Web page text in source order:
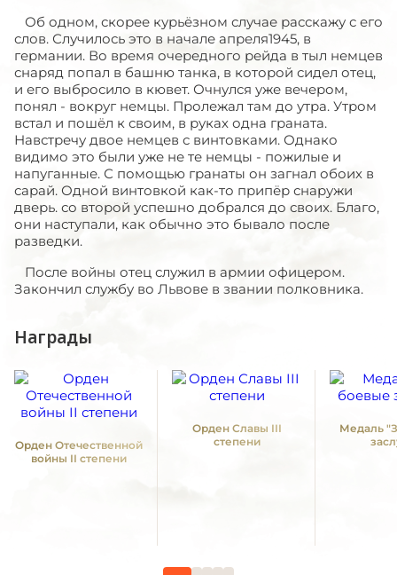
Об одном, скорее курьёзном случае расскажу с его
слов. Случилось это в начале апреля1945, в
германии. Во время очередного рейда в тыл немцев
снаряд попал в башню танка, в которой сидел отец,
и его выбросило в кювет. Очнулся уже вечером,
понял - вокруг немцы. Пролежал там до утра. Утром
встал и пошёл к своим, в руках одна граната.
Навстречу двое немцев с винтовками. Однако
видимо это были уже не те немцы - пожилые и
напуганные. С помощью гранаты он загнал обоих в
сарай. Одной винтовкой как-то припёр снаружи
дверь. со второй успешно добрался до своих. Благо,
они наступали, как обычно это бывало после
разведки.
После войны отец служил в армии офицером.
Закончил службу во Львове в звании полковника.
Награды
Орден Отечественной
войны II степени
Орден Славы III
степени
Медаль